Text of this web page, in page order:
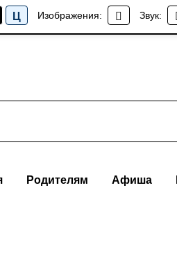
Ц Изображения: Звук:
Родителям Афиша